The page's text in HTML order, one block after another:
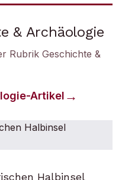
& Archäologie
Rubrik Geschichte &
-Artikel
Halbinsel